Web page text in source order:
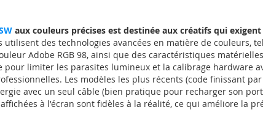
aux couleurs précises est destinée aux créatifs qui
utilisent des technologies avancées en matière de couleurs,
Adobe RGB 98, ainsi que des caractéristiques
pour limiter les parasites lumineux et la calibrage hardware
Les modèles les plus récents (code finissant
avec un seul câble (bien pratique pour recharger son
à l'écran sont fidèles à la réalité, ce qui améliore la